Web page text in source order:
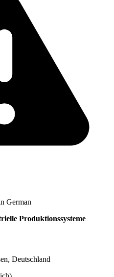
German
Produktionssysteme
Deutschland